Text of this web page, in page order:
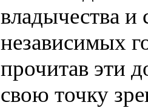
владычества и
независимых
прочитав эти
свою точку